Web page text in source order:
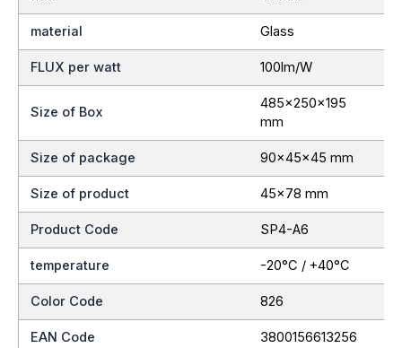
material Glass
FLUX per watt 100lm/W
Size of Box
485x250x195
mm
Size of package 90x45x45 mm
Size of product 45×78 mm
Product Code SP4-A6
temperature -20°C / +40°C
Color Code 826
EAN Code 3800156613256